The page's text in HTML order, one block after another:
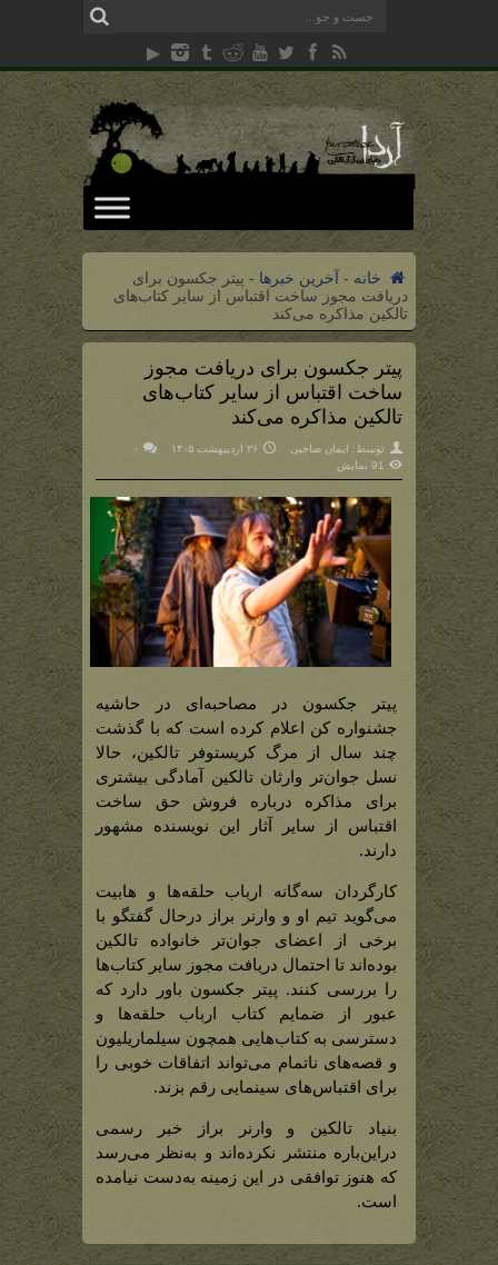
خانه - آخرین خبرها - پیتر جکسون برای
دریافت مجوز ساخت اقتباس از سایر کتاب‌های
تالکین مذاکره می‌کند
پیتر جکسون برای دریافت مجوز
ساخت اقتباس از سایر کتاب‌های
تالکین مذاکره می‌کند
توسط: ایمان صاحبی ۲۶ اردیبهشت ۱۴۰۵
۰
91 نمایش
پیتر جکسون در مصاحبه‌ای در حاشیه
جشنواره کن اعلام کرده است که با گذشت
چند سال از مرگ کریستوفر تالکین، حالا
نسل جوان‌تر وارثان تالکین آمادگی بیشتری
برای مذاکره درباره فروش حق ساخت
اقتباس از سایر آثار این نویسنده مشهور
دارند.
کارگردان سه‌گانه ارباب حلقه‌ها و هابیت
می‌گوید تیم او و وارنر براز درحال گفتگو با
برخی از اعضای جوان‌تر خانواده تالکین
بوده‌اند تا احتمال دریافت مجوز سایر کتاب‌ها
را بررسی کنند. پیتر جکسون باور دارد که
عبور از ضمایم کتاب ارباب حلقه‌ها و
دسترسی به کتاب‌هایی همچون سیلماریلیون
و قصه‌های ناتمام می‌تواند اتفاقات خوبی را
برای اقتباس‌های سینمایی رقم بزند.
بنیاد تالکین و وارنر براز خبر رسمی
دراین‌باره منتشر نکرده‌اند و به‌نظر می‌رسد
که هنوز توافقی در این زمینه به‌دست نیامده
است.